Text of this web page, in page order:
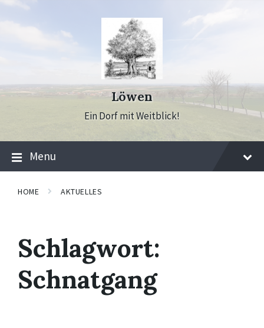
Skip
content
Skip
main
Skip
footer
Löwen
Ein Dorf mit Weitblick!
Menu
HOME AKTUELLES
Schlagwort:
Schnatgang